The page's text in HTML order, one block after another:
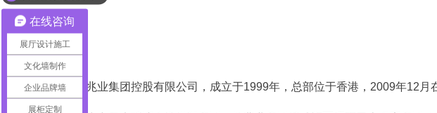
佳兆业集团控股有限公司，成立于1999年，总部位于香港，2009年12月
在线咨询
展厅设计施工
文化墙制作
企业品牌墙
展柜定制